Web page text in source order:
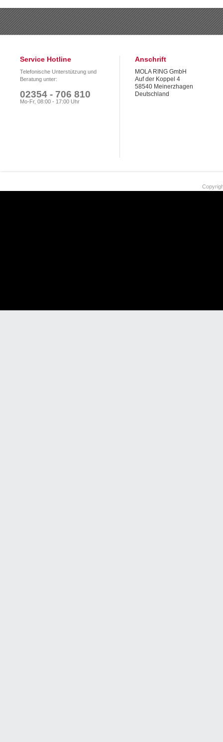
Service Hotline
Telefonische Unterstützung und
Beratung unter:
02354 - 706 810
Mo-Fr, 08:00 - 17:00 Uhr
Anschrift
MOLA RING GmbH
Auf der Koppel 4
58540 Meinerzhagen
Deutschland